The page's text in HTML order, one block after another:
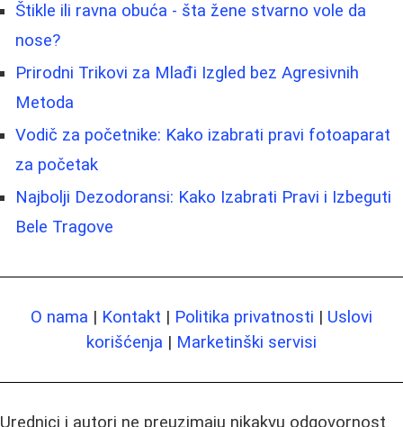
Štikle ili ravna obuća - šta žene stvarno vole da
nose?
Prirodni Trikovi za Mlađi Izgled bez Agresivnih
Metoda
Vodič za početnike: Kako izabrati pravi fotoaparat
za početak
Najbolji Dezodoransi: Kako Izabrati Pravi i Izbeguti
Bele Tragove
O nama | Kontakt | Politika privatnosti | Uslovi
korišćenja | Marketinški servisi
Urednici i autori ne preuzimaju nikakvu odgovornost